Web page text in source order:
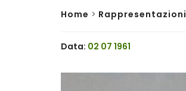
Home > Rappresentazioni
Data: 02 07 1961